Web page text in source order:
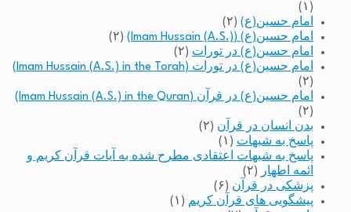
(۱)
امام حسین(ع) (۲)
امام حسین(ع) (Imam Hussain (A.S.))
(۲)
امام حسین(ع) در تورات (۲)
امام حسین(ع) در تورات (Imam Hussain (A.S.) in the Torah)
(۲)
امام حسین(ع) در قرآن (Imam Hussain (A.S.) in the Quran)
(۲)
بدن انسان در قرآن (۲)
پاسخ به شبهات (۱)
پاسخ به شبهات اعتقادی مطرح شده به آیات قرآن کریم و
ائمه اطهار
(۲)
پزشکی در قرآن (۶)
پیشگویی های قرآن کریم (۱)